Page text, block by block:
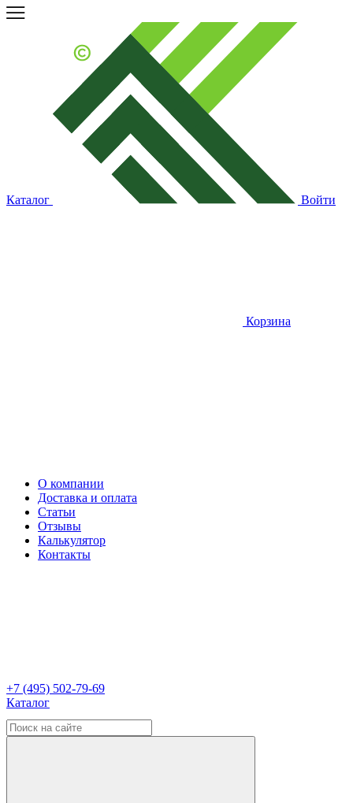
Каталог Войти
Корзина
О компании
Доставка и оплата
Статьи
Отзывы
Калькулятор
Контакты
+7 (495) 502-79-69
Каталог